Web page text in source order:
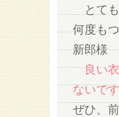
とても
何度も
新郎様
良い衣
ないで
ぜひ、